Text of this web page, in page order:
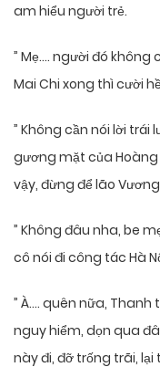
am hiểu người trẻ.
” Mẹ…. người đó không
Mai Chi xong thì cười
” Không cần nói lời
gương mặt của
vậy, đừng để lão
” Không đâu nha, be
cô nói đi công tác Hà
” À…. quên nữa,
nguy hiểm, dọn qua
này đi, đỡ trống trãi, lại